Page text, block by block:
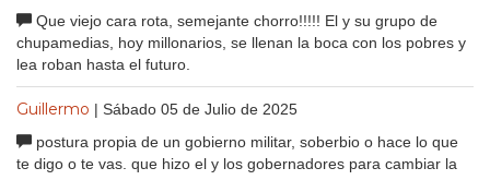
Que viejo cara rota, semejante chorro!!!!! El y su grupo de
chupamedias, hoy millonarios, se llenan la boca con los pobres y
lea roban hasta el futuro.
Guillermo | Sábado 05 de Julio de 2025
postura propia de un gobierno militar, soberbio o hace lo que
te digo o te vas. que hizo el y los gobernadores para cambiar la